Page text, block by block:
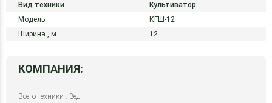
Вид техники
Культиватор
Модель
КГШ-12
Ширина , м 12
КОМПАНИЯ:
Всего техники : 3ед.